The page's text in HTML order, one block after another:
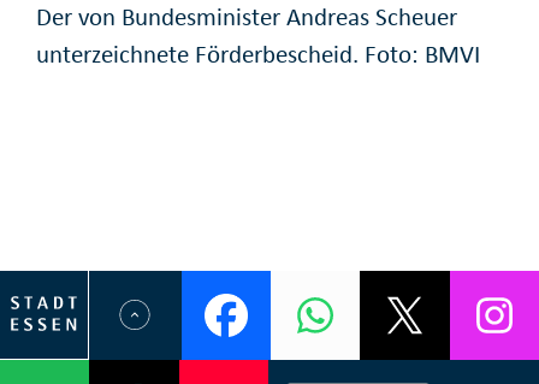
Der von Bundesminister Andreas Scheuer
unterzeichnete Förderbescheid. Foto: BMVI